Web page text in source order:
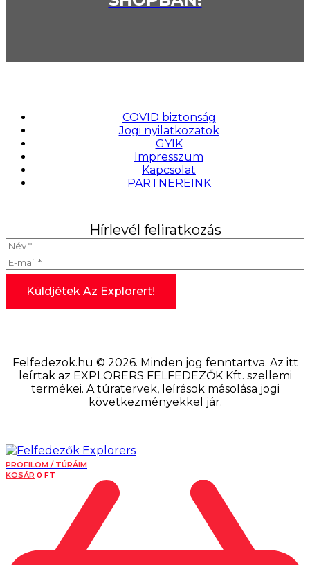
COVID biztonság
Jogi nyilatkozatok
GYIK
Impresszum
Kapcsolat
PARTNEREINK
Hírlevél feliratkozás
Felfedezok.hu © 2026. Minden jog fenntartva. Az itt
leírtak az EXPLORERS FELFEDEZŐK Kft. szellemi
termékei. A túratervek, leírások másolása jogi
következményekkel jár.
PROFILOM / TÚRÁIM
KOSÁR 0 FT